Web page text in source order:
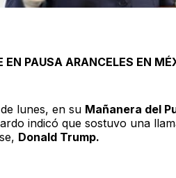
EN PAUSA ARANCELES EN
lunes, en su Mañanera del
indicó que sostuvo una
Donald Trump.